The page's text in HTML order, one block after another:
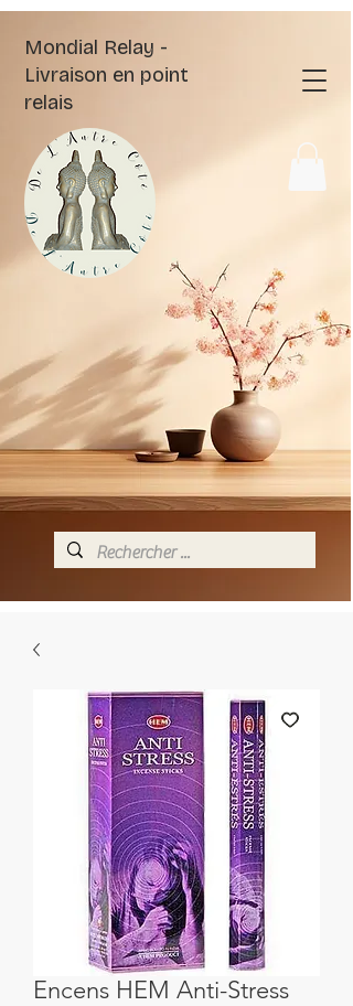
Mondial Relay -
Livraison en point
relais
Encens HEM Anti-Stress